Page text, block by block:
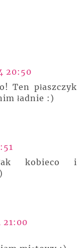
20:50
Ten płaszczyk
ładnie :)
kobieco i
21:00